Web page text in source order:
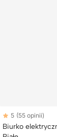
Reviews
5 out of 5 stars
5 (55 opinii)
Biurko